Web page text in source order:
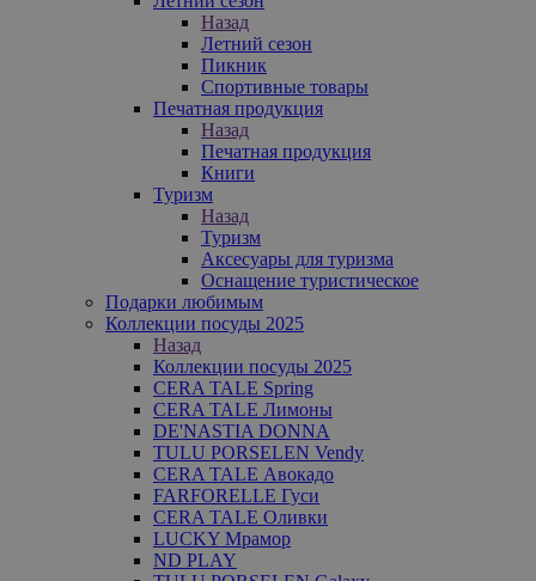
Назад
Летний сезон
Пикник
Спортивные товары
Печатная продукция
Назад
Печатная продукция
Книги
Туризм
Назад
Туризм
Аксесуары для туризма
Оснащение туристическое
Подарки любимым
Коллекции посуды 2025
Назад
Коллекции посуды 2025
CERA TALE Spring
CERA TALE Лимоны
DE'NASTIA DONNA
TULU PORSELEN Vendy
CERA TALE Авокадо
FARFORELLE Гуси
CERA TALE Оливки
LUCKY Мрамор
ND PLAY